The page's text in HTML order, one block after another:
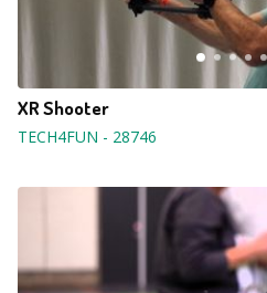
XR Shooter
TECH4FUN - 28746